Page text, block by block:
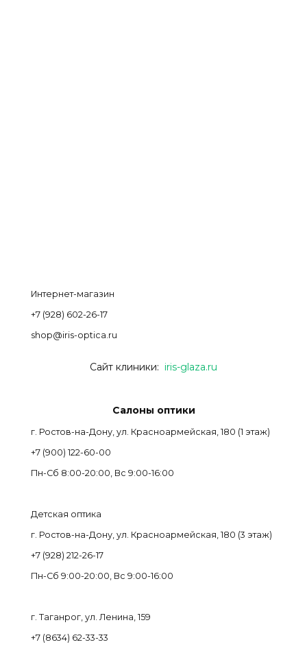
Интернет-магазин
+7 (928) 602-26-17
shop@iris-optica.ru
Сайт клиники: iris-glaza.ru
Салоны оптики
г. Ростов-на-Дону, ул. Красноармейская, 180 (1 этаж)
+7 (900) 122-60-00
Пн-Cб 8:00-20:00, Вс 9:00-16:00
Детская оптика
г. Ростов-на-Дону, ул. Красноармейская, 180 (3 этаж)
+7 (928) 212-26-17
Пн-Cб 9:00-20:00, Вс 9:00-16:00
г. Таганрог, ул. Ленина, 159
+7 (8634) 62-33-33